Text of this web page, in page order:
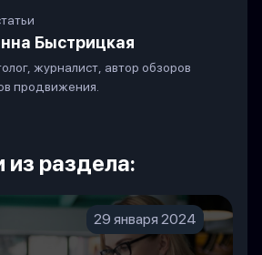
Быстрицкая
журналист, автор обзоров
продвижения.
из раздела:
29 января 2024